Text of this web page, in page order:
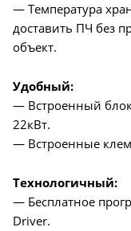
— Температура
доставить ПЧ без
объект.
Удобный:
— Встроенный
22кВт.
— Встроенные
Технологичный:
— Бесплатное
Driver.